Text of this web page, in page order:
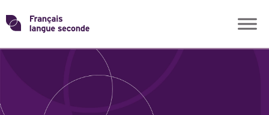
Skip
toTransformons
THÈMES